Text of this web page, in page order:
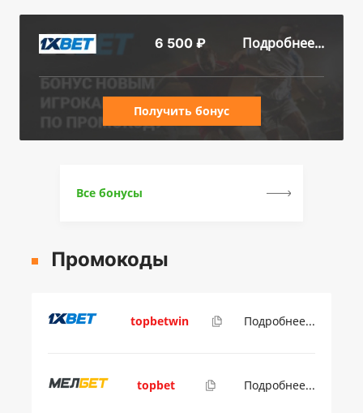
6 500 ₽ Подробнее...
Получить бонус
Все бонусы
Промокоды
topbetwin Подробнее...
topbet Подробнее...